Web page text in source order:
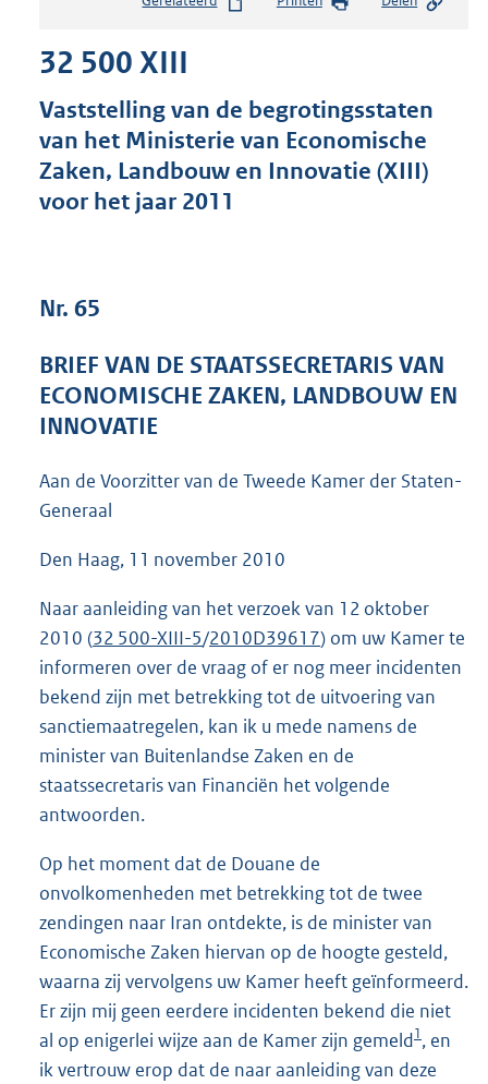
s
s
g
r
K
b
32 500 XIII
Vaststelling van de begrotingsstaten
van het Ministerie van Economische
Zaken, Landbouw en Innovatie (XIII)
voor het jaar 2011
Nr. 65
BRIEF VAN DE STAATSSECRETARIS VAN
ECONOMISCHE ZAKEN, LANDBOUW EN
INNOVATIE
Aan de Voorzitter van de Tweede Kamer der Staten-
Generaal
Den Haag, 11 november 2010
Naar aanleiding van het verzoek van 12 oktober
2010 (32 500-XIII-5/2010D39617) om uw Kamer te
informeren over de vraag of er nog meer incidenten
bekend zijn met betrekking tot de uitvoering van
sanctiemaatregelen, kan ik u mede namens de
minister van Buitenlandse Zaken en de
staatssecretaris van Financiën het volgende
antwoorden.
Op het moment dat de Douane de
onvolkomenheden met betrekking tot de twee
zendingen naar Iran ontdekte, is de minister van
Economische Zaken hiervan op de hoogte gesteld,
waarna zij vervolgens uw Kamer heeft geïnformeerd.
Er zijn mij geen eerdere incidenten bekend die niet
al op enigerlei wijze aan de Kamer zijn gemeld1, en
ik vertrouw erop dat de naar aanleiding van deze